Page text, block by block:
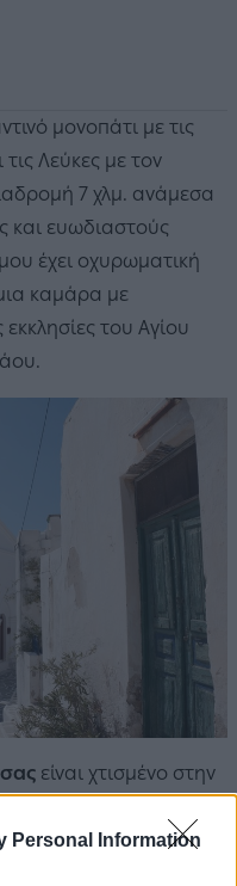
Personal Information
μονοπάτι με τις
Λεύκες με τον
7 χλμ. ανάμεσα
και ευωδιαστούς
έχει οχυρωματική
καμάρα με
του Αγίου
είναι χτισμένο στην
ήσυχα ελικοειδή